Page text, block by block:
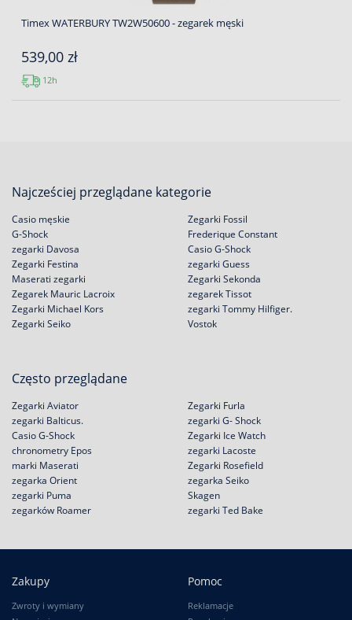
Timex WATERBURY TW2W50600 - zegarek męski
539,00 zł
12h
Najcześciej przeglądane kategorie
Casio męskie
G-Shock
zegarki Davosa
Zegarki Festina
Zegarki Fossil
Frederique Constant
Casio G-Shock
zegarki Guess
Maserati zegarki
Zegarek Mauric Lacroix
Zegarki Michael Kors
Zegarki Seiko
Zegarki Sekonda
zegarek Tissot
zegarki Tommy Hilfiger.
Vostok
Często przeglądane
Zegarki Aviator
zegarki Balticus.
Casio G-Shock
chronometry Epos
Zegarki Furla
zegarki G- Shock
Zegarki Ice Watch
zegarki Lacoste
marki Maserati
zegarka Orient
zegarki Puma
zegarków Roamer
Zegarki Rosefield
zegarka Seiko
Skagen
zegarki Ted Bake
Zakupy
Zwroty i wymiany
Pomoc
Reklamacje